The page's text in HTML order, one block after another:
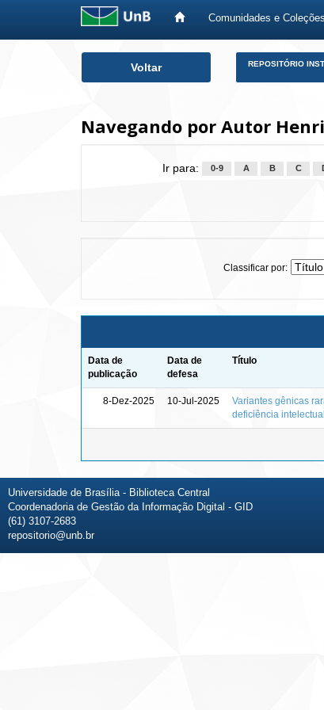
Comunidades e Coleções
Voltar REPOSITÓRIO
Navegando por Autor
Ir para: 0-9 A B C
Classificar por:
Data de
publicação
Data de
defesa
Título
8-Dez-2025 10-Jul-2025
Variantes gênicas
deficiência
Universidade de Brasília - Biblioteca Central
Coordenadoria de Gestão da Informação Digital - GID
(61) 3107-2683
repositorio@unb.br